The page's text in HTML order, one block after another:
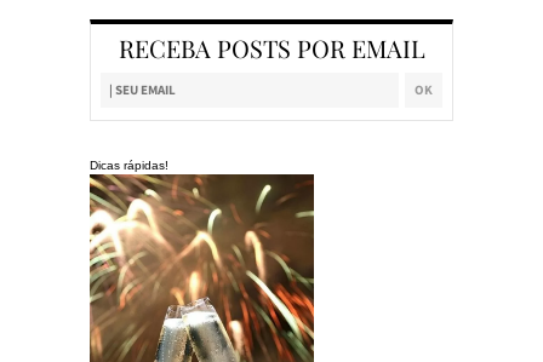
RECEBA POSTS POR EMAIL
Dicas rápidas!